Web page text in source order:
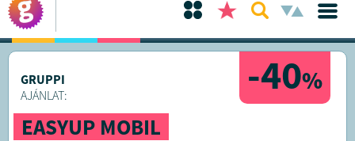
-40%
GRUPPI
AJÁNLAT:
EASYUP MOBIL